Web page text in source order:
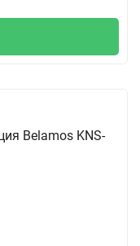
Belamos KNS-